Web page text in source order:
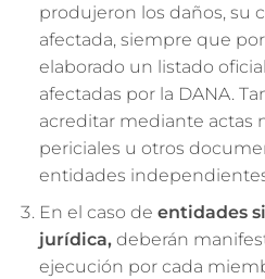
produjeron los daños, su
afectada, siempre que
elaborado un listado
afectadas por la DANA.
acreditar mediante actas
periciales u otros
entidades
En el caso de entidades
jurídica,deberán
ejecución por cada